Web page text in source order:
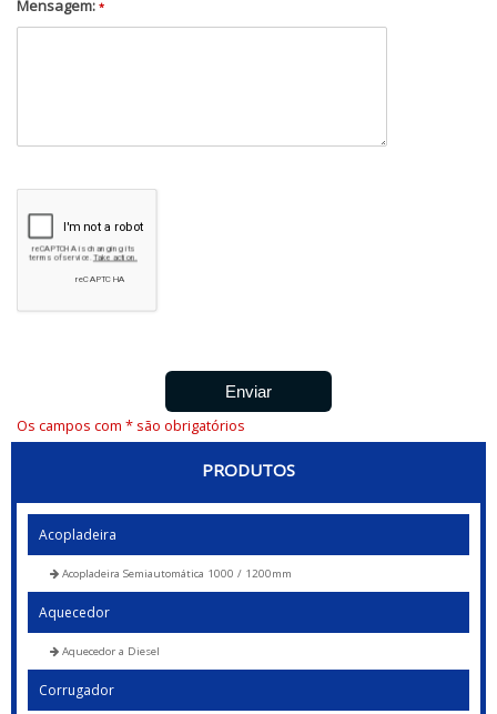
Mensagem: *
Os campos com * são obrigatórios
PRODUTOS
Acopladeira
Acopladeira Semiautomática 1000 / 1200mm
Aquecedor
Aquecedor a Diesel
Corrugador